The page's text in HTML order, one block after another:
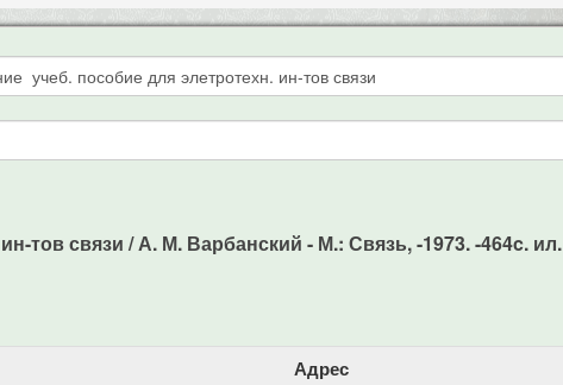
тов связи / А. М. Варбанский - М.: Связь, -1973. -464c. ил.
Адрес